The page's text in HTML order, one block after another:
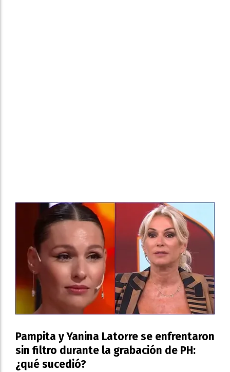
Pampita y Yanina Latorre se enfrentaron
sin filtro durante la grabación de PH:
¿qué sucedió?